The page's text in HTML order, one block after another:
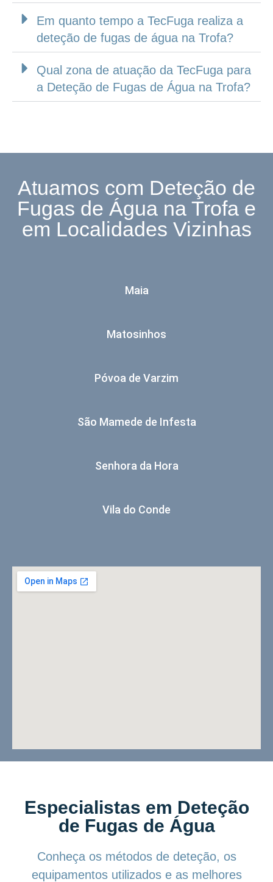
Em quanto tempo a TecFuga realiza a
deteção de fugas de água na Trofa?
Qual zona de atuação da TecFuga para
a Deteção de Fugas de Água na Trofa?
Atuamos com Deteção de
Fugas de Água na Trofa e
em Localidades Vizinhas
Maia
Matosinhos
Póvoa de Varzim
São Mamede de Infesta
Senhora da Hora
Vila do Conde
Especialistas em Deteção
de Fugas de Água
Conheça os métodos de deteção, os
equipamentos utilizados e as melhores